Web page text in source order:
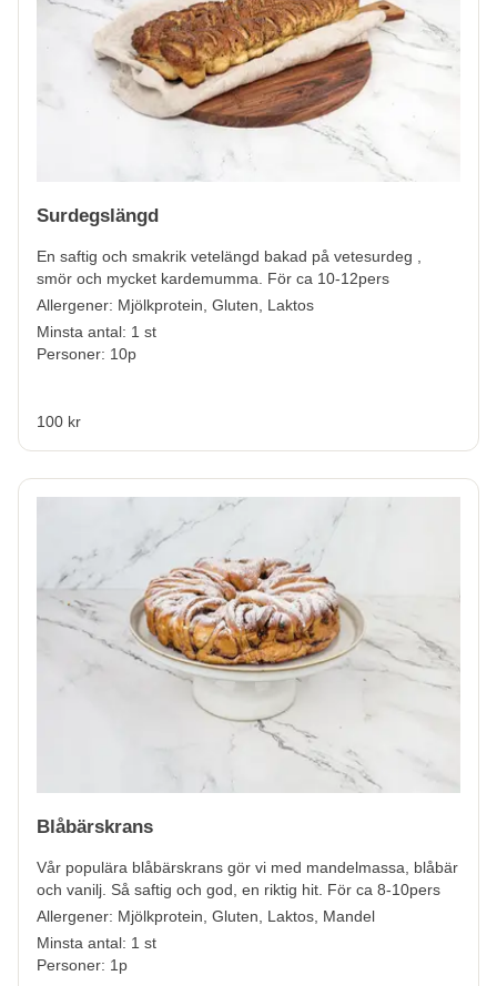
Surdegslängd
En saftig och smakrik vetelängd bakad på vetesurdeg ,
smör och mycket kardemumma. För ca 10-12pers
Allergener: Mjölkprotein, Gluten, Laktos
Minsta antal: 1 st
Personer: 10p
100 kr
Blåbärskrans
Vår populära blåbärskrans gör vi med mandelmassa, blåbär
och vanilj. Så saftig och god, en riktig hit. För ca 8-10pers
Allergener: Mjölkprotein, Gluten, Laktos, Mandel
Minsta antal: 1 st
Personer: 1p